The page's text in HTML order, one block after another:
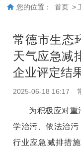
您的位置： 首页 >
常德市生态
天气应急减
企业评定结
2025-06-18 16:17
为积极应对重
学治污、依法治
行业应急减排措